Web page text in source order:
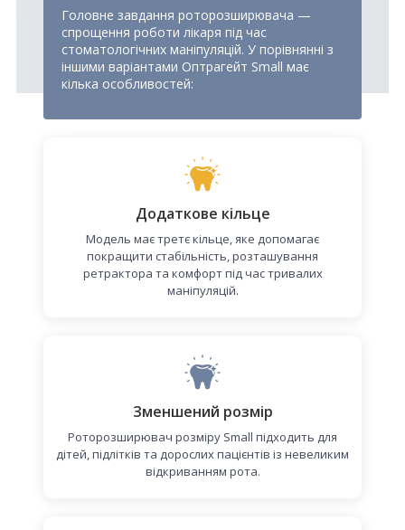
Головне завдання роторозширювача —
спрощення роботи лікаря під час
стоматологічних маніпуляцій. У порівнянні з
іншими варіантами Оптрагейт Small має
кілька особливостей:
Додаткове кільце
Модель має третє кільце, яке допомагає
покращити стабільність, розташування
ретрактора та комфорт під час тривалих
маніпуляцій.
Зменшений розмір
Роторозширювач розміру Small підходить для
дітей, підлітків та дорослих пацієнтів із невеликим
відкриванням рота.